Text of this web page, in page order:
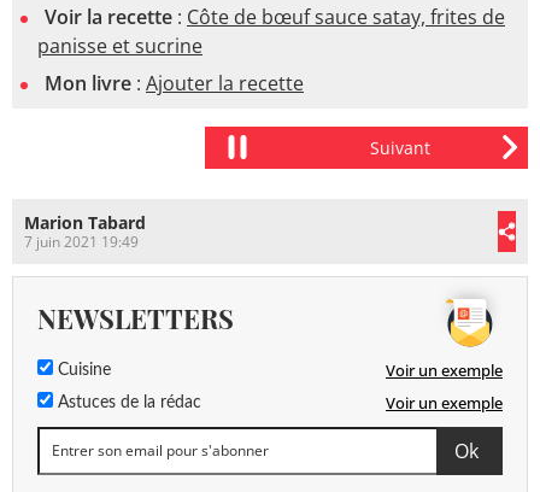
Voir la recette : Côte de bœuf sauce satay, frites de
panisse et sucrine
Mon livre : Ajouter la recette
Marion Tabard
7 juin 2021 19:49
NEWSLETTERS
Cuisine Voir un exemple
Astuces de la rédac Voir un exemple